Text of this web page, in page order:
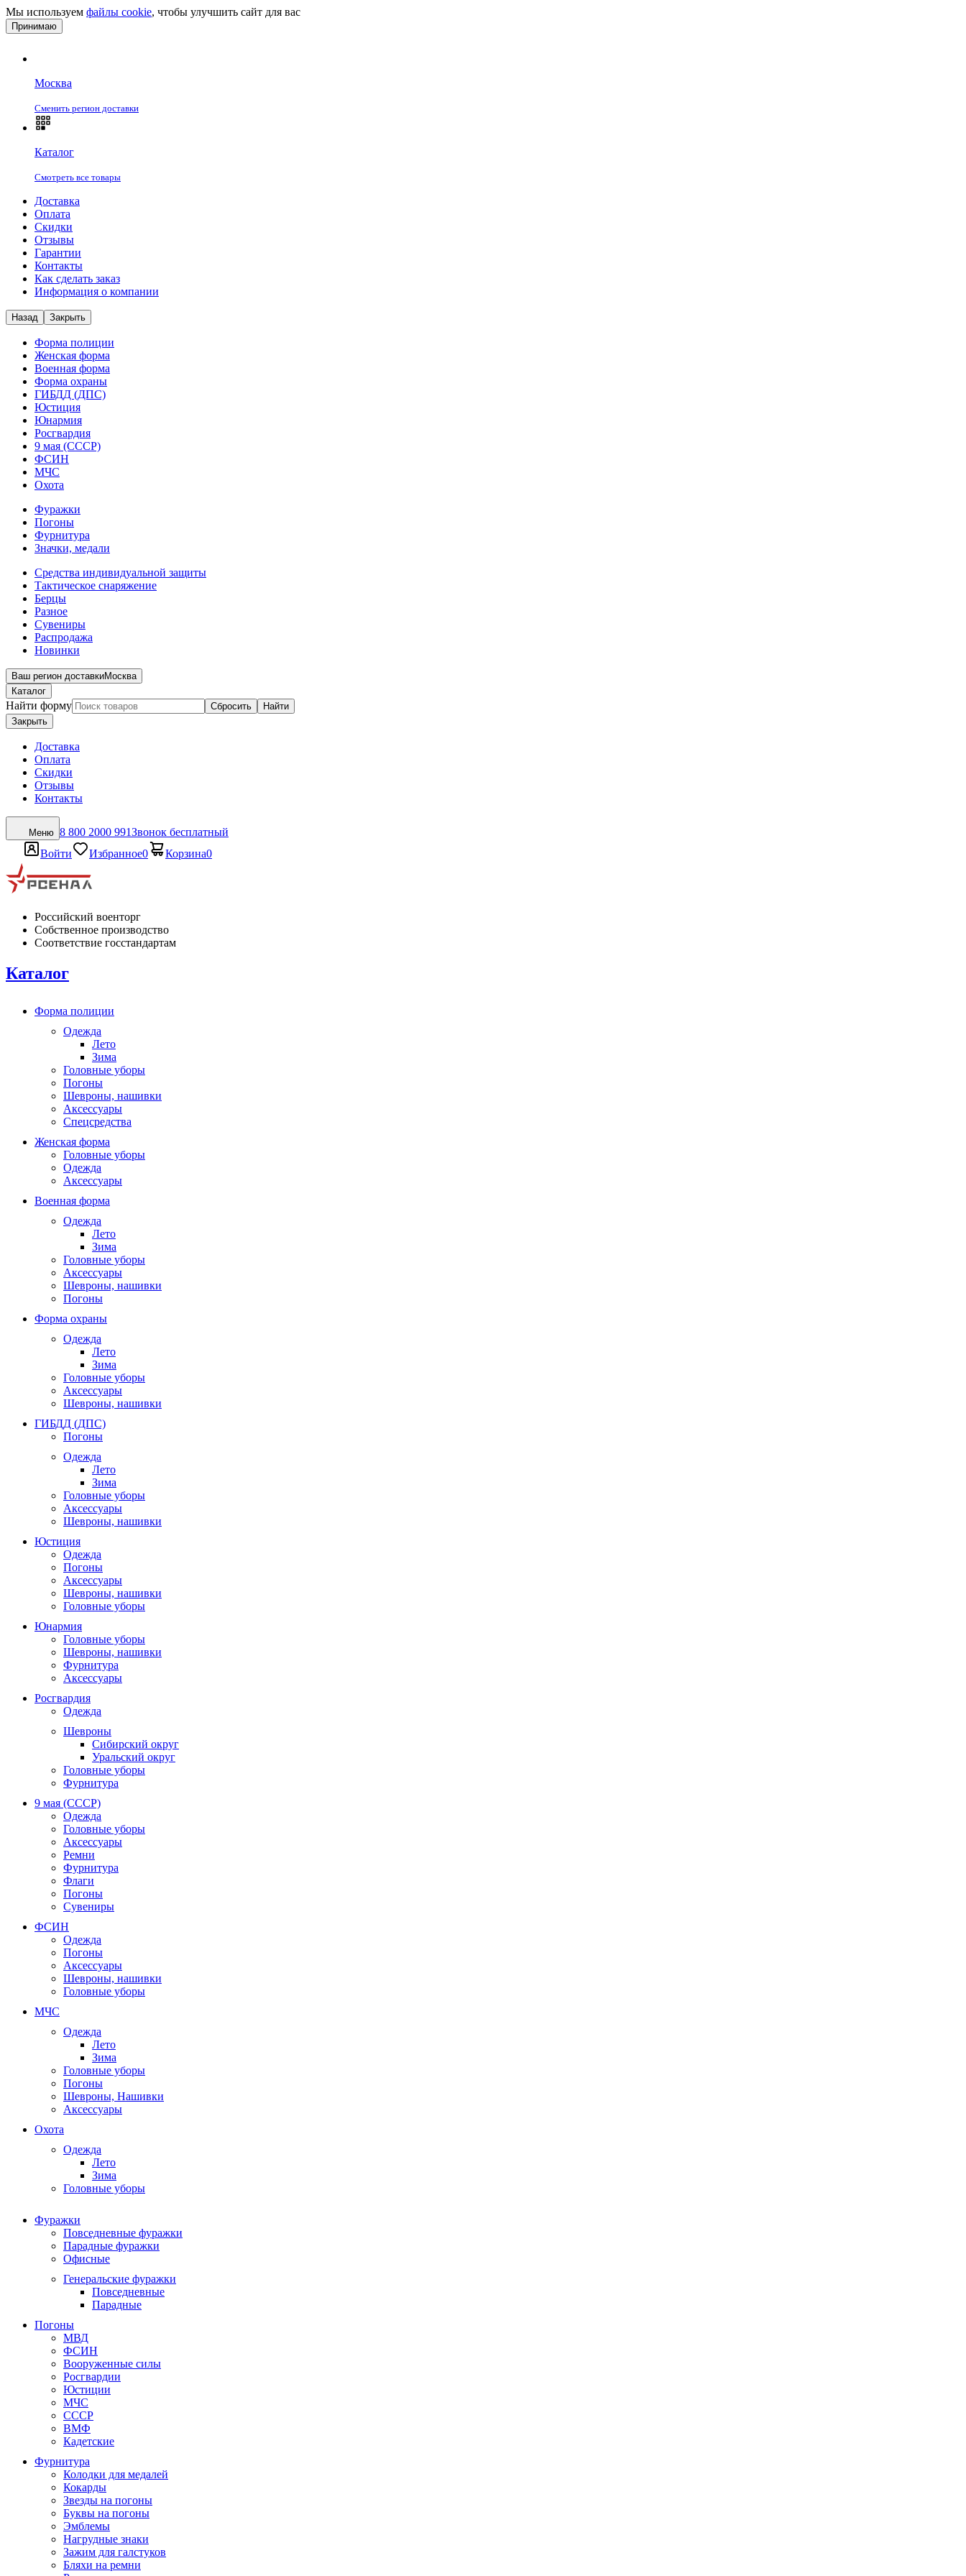
Мы используем файлы cookie, чтобы улучшить сайт для вас
Принимаю
Москва
Сменить регион доставки
Каталог
Смотреть все товары
Доставка
Оплата
Скидки
Отзывы
Гарантии
Контакты
Как сделать заказ
Информация о компании
Назад Закрыть
Форма полиции
Женская форма
Военная форма
Форма охраны
ГИБДД (ДПС)
Юстиция
Юнармия
Росгвардия
9 мая (СССР)
ФСИН
МЧС
Охота
Фуражки
Погоны
Фурнитура
Значки, медали
Средства индивидуальной защиты
Тактическое снаряжение
Берцы
Разное
Сувениры
Распродажа
Новинки
Ваш регион доставкиМосква
Каталог
Найти форму Сбросить
Найти
Закрыть
Доставка
Оплата
Скидки
Отзывы
Контакты
Меню 8 800 2000 991Звонок бесплатный
Войти
Избранное0 Корзина0
Российский военторг
Собственное производство
Соответствие госстандартам
Каталог
Форма полиции
Одежда
Лето
Зима
Головные уборы
Погоны
Шевроны, нашивки
Аксессуары
Спецсредства
Женская форма
Головные уборы
Одежда
Аксессуары
Военная форма
Одежда
Лето
Зима
Головные уборы
Аксессуары
Шевроны, нашивки
Погоны
Форма охраны
Одежда
Лето
Зима
Головные уборы
Аксессуары
Шевроны, нашивки
ГИБДД (ДПС)
Погоны
Одежда
Лето
Зима
Головные уборы
Аксессуары
Шевроны, нашивки
Юстиция
Одежда
Погоны
Аксессуары
Шевроны, нашивки
Головные уборы
Юнармия
Головные уборы
Шевроны, нашивки
Фурнитура
Аксессуары
Росгвардия
Одежда
Шевроны
Сибирский округ
Уральский округ
Головные уборы
Фурнитура
9 мая (СССР)
Одежда
Головные уборы
Аксессуары
Ремни
Фурнитура
Флаги
Погоны
Сувениры
ФСИН
Одежда
Погоны
Аксессуары
Шевроны, нашивки
Головные уборы
МЧС
Одежда
Лето
Зима
Головные уборы
Погоны
Шевроны, Нашивки
Аксессуары
Охота
Одежда
Лето
Зима
Головные уборы
Фуражки
Повседневные фуражки
Парадные фуражки
Офисные
Генеральские фуражки
Повседневные
Парадные
Погоны
МВД
ФСИН
Вооруженные силы
Росгвардии
Юстиции
МЧС
СССР
ВМФ
Кадетские
Фурнитура
Колодки для медалей
Кокарды
Звезды на погоны
Буквы на погоны
Эмблемы
Нагрудные знаки
Зажим для галстуков
Бляхи на ремни